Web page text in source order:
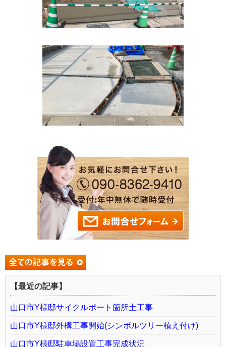
【最近の記事】
山口市Y様邸サイクルポート箇所土工事
山口市Y様邸外構工事開始(シンボルツリー植え付け)
山口市Y様邸駐車場設置工事完成状況